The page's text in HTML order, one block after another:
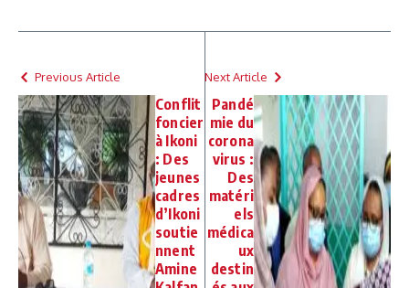
Previous Article
Conflit
foncier
à Ikoni
: Des
jeunes
cadres
d’Ikoni
soutie
nnent
Amine
Next Article
Pandé
mie du
corona
virus :
Des
matéri
els
médica
ux
destin